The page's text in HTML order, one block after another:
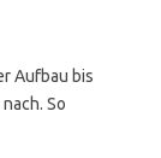
Aufbau bis
So